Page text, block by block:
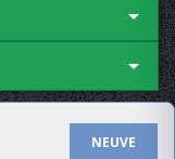


NEUVE